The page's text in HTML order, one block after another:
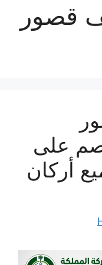
قصور
بـ45%خصم على
أركان